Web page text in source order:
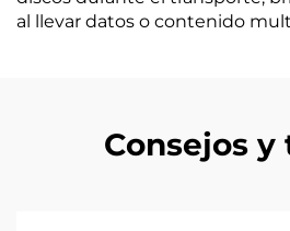
al llevar datos o contenido
Consejos y